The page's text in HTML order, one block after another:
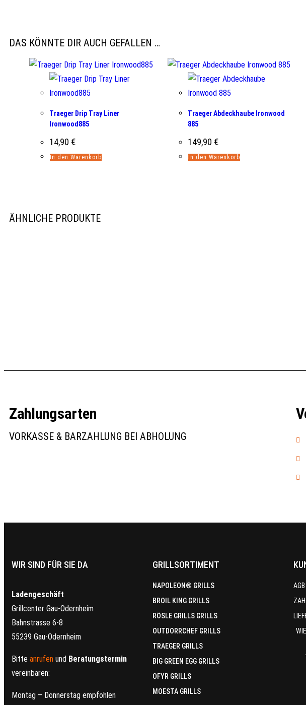
DAS KÖNNTE DIR AUCH GEFALLEN …
Traeger Drip Tray Liner
Ironwood885
14,90 €
In den Warenkorb
Traeger Abdeckhaube Ironwood
885
149,90 €
In den Warenkorb
ÄHNLICHE PRODUKTE
Zahlungsarten
VORKASSE & BARZAHLUNG BEI ABHOLUNG
WIR SIND FÜR SIE DA
Ladengeschäft
Grillcenter Gau-Odernheim
Bahnstrasse 6-8
55239 Gau-Odernheim
Bitte anrufen und Beratungstermin
vereinbaren:
Montag – Donnerstag empfohlen
GRILLSORTIMENT
NAPOLEON® GRILLS
BROIL KING GRILLS
RÖSLE GRILLS GRILLS
OUTDORRCHEF GRILLS
TRAEGER GRILLS
BIG GREEN EGG GRILLS
OFYR GRILLS
MOESTA GRILLS
AGB